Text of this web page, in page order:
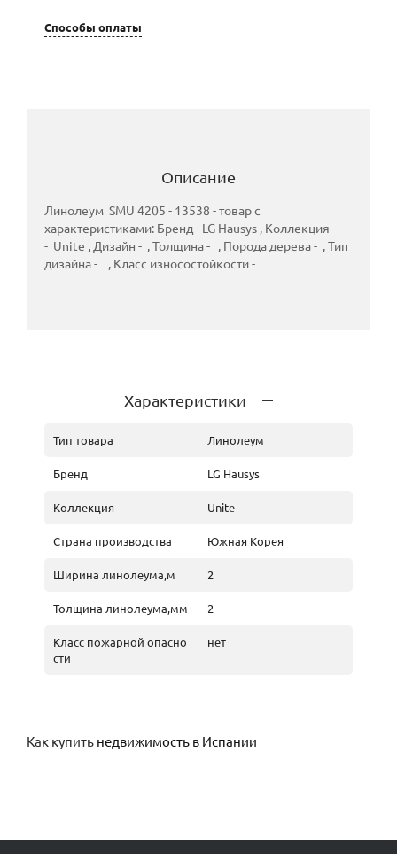
Способы оплаты
Описание
Линолеум SMU 4205 - 13538 - товар с
характеристиками: Бренд - LG Hausys , Коллекция
- Unite , Дизайн - , Толщина - , Порода дерева - , Тип
дизайна - , Класс износостойкости -
Характеристики
Тип товара Линолеум
Бренд LG Hausys
Коллекция Unite
Страна производства Южная Корея
Ширина линолеума,м 2
Толщина линолеума,мм 2
Класс пожарной опасно
сти
нет
Как купить недвижимость в Испании